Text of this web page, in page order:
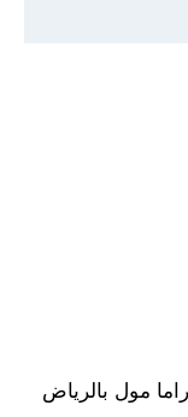
مول بالرياض